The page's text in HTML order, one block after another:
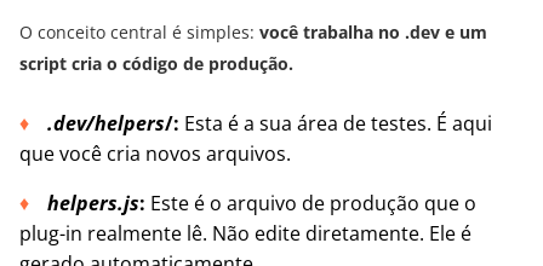
O conceito central é simples: você trabalha no .dev e um
script cria o código de produção.
.dev/helpers/: Esta é a sua área de testes. É aqui
que você cria novos arquivos.
helpers.js: Este é o arquivo de produção que o
plug-in realmente lê. Não edite diretamente. Ele é